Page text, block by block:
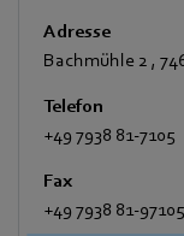
Adresse
Bachmühle 2 ,
Telefon
+49 7938 81-7105
Fax
+49 7938 81-97105